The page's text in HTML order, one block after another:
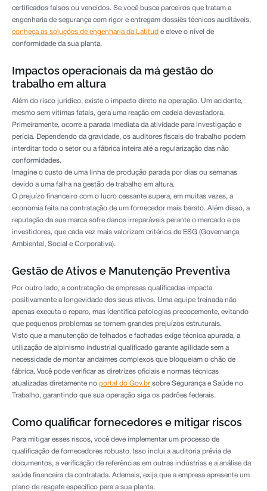
certificados falsos ou vencidos. Se você busca parceiros que tratam a
engenharia de segurança com rigor e entregam dossiês técnicos auditáveis,
conheça as soluções de engenharia da Latitud e eleve o nível de
conformidade da sua planta.
Impactos operacionais da má gestão do
trabalho em altura
Além do risco jurídico, existe o impacto direto na operação. Um acidente,
mesmo sem vítimas fatais, gera uma reação em cadeia devastadora.
Primeiramente, ocorre a parada imediata da atividade para investigação e
perícia. Dependendo da gravidade, os auditores fiscais do trabalho podem
interditar todo o setor ou a fábrica inteira até a regularização das não
conformidades.
Imagine o custo de uma linha de produção parada por dias ou semanas
devido a uma falha na gestão de trabalho em altura.
O prejuízo financeiro com o lucro cessante supera, em muitas vezes, a
economia feita na contratação de um fornecedor mais barato. Além disso, a
reputação da sua marca sofre danos irreparáveis perante o mercado e os
investidores, que cada vez mais valorizam critérios de ESG (Governança
Ambiental, Social e Corporativa).
Gestão de Ativos e Manutenção Preventiva
Por outro lado, a contratação de empresas qualificadas impacta
positivamente a longevidade dos seus ativos. Uma equipe treinada não
apenas executa o reparo, mas identifica patologias precocemente, evitando
que pequenos problemas se tornem grandes prejuízos estruturais.
Visto que a manutenção de telhados e fachadas exige técnica apurada, a
utilização de alpinismo industrial qualificado garante agilidade sem a
necessidade de montar andaimes complexos que bloqueiam o chão de
fábrica. Você pode verificar as diretrizes oficiais e normas técnicas
atualizadas diretamente no portal do Gov.br sobre Segurança e Saúde no
Trabalho, garantindo que sua operação siga os padrões federais.
Como qualificar fornecedores e mitigar riscos
Para mitigar esses riscos, você deve implementar um processo de
qualificação de fornecedores robusto. Isso inclui a auditoria prévia de
documentos, a verificação de referências em outras indústrias e a análise da
saúde financeira da contratada. Ademais, exija que a empresa apresente um
plano de resgate específico para a sua planta.